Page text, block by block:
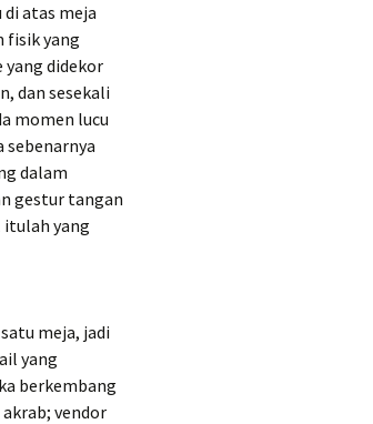
atas meja
fisik yang
didekor
dan sesekali
momen lucu
sebenarnya
dalam
gestur tangan
itulah yang
meja, jadi
yang
berkembang
vendor